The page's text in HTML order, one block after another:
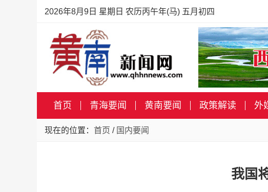
2026年8月9日 星期日 农历丙午年(马) 五月初四
首页 青海要闻 黄南要闻 政策解读 外
现在的位置： 首页 / 国内要闻
我国